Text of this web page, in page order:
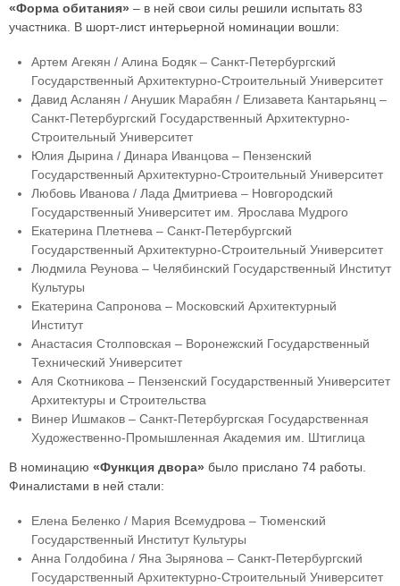
«Форма обитания» – в ней свои силы решили испытать 83
участника. В шорт-лист интерьерной номинации вошли:
Артем Агекян / Алина Бодяк – Санкт-Петербургский
Государственный Архитектурно-Строительный Университет
Давид Асланян / Анушик Марабян / Елизавета Кантарьянц –
Санкт-Петербургский Государственный Архитектурно-
Строительный Университет
Юлия Дырина / Динара Иванцова – Пензенский
Государственный Архитектурно-Строительный Университет
Любовь Иванова / Лада Дмитриева – Новгородский
Государственный Университет им. Ярослава Мудрого
Екатерина Плетнева – Санкт-Петербургский
Государственный Архитектурно-Строительный Университет
Людмила Реунова – Челябинский Государственный Институт
Культуры
Екатерина Сапронова – Московский Архитектурный
Институт
Анастасия Столповская – Воронежский Государственный
Технический Университет
Аля Скотникова – Пензенский Государственный Университет
Архитектуры и Строительства
Винер Ишмаков – Санкт-Петербургская Государственная
Художественно-Промышленная Академия им. Штиглица
В номинацию «Функция двора» было прислано 74 работы.
Финалистами в ней стали:
Елена Беленко / Мария Всемудрова – Тюменский
Государственный Институт Культуры
Анна Голдобина / Яна Зырянова – Санкт-Петербургский
Государственный Архитектурно-Строительный Университет